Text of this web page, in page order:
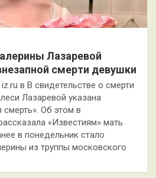
Лазаревой
смерти девушки
в В свидетельстве о смерти
Лазаревой указана
смерть». Об этом в
«Известиям» мать
в понедельник стало
из труппы московского